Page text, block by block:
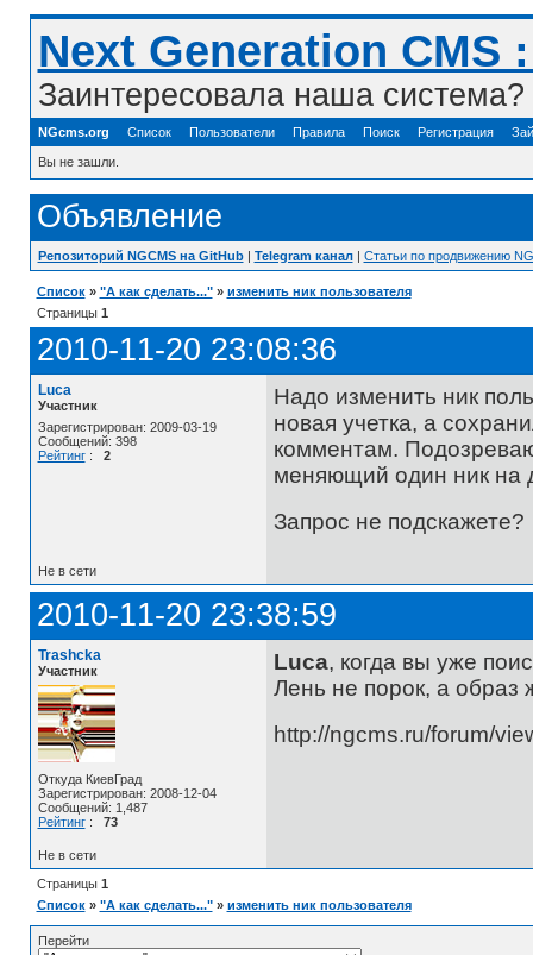
Next Generation
Заинтересовала наша
NGcms.org Список Пользователи Правила Поиск Регистрация
Вы не зашли.
Объявление
Репозиторий NGCMS на GitHub| Telegram канал| Статьи по продвижению
Список » "А как сделать..." » изменить ник пользователя
Страницы 1
2010-11-20 23:08:36
Luca
Участник
Зарегистрирован: 2009-03-19
Сообщений: 398
Рейтинг: 2
Надо изменить ник
новая учетка, а
комментам.
меняющий один ник на
Запрос не подскажете?
Не в сети
2010-11-20 23:38:59
Trashcka
Участник
Откуда КиевГрад
Зарегистрирован: 2008-12-04
Сообщений: 1,487
Рейтинг: 73
Luca, когда вы уже
Лень не порок, а образ
http://ngcms.ru/forum/
Не в сети
Страницы 1
Список » "А как сделать..." » изменить ник пользователя
Перейти